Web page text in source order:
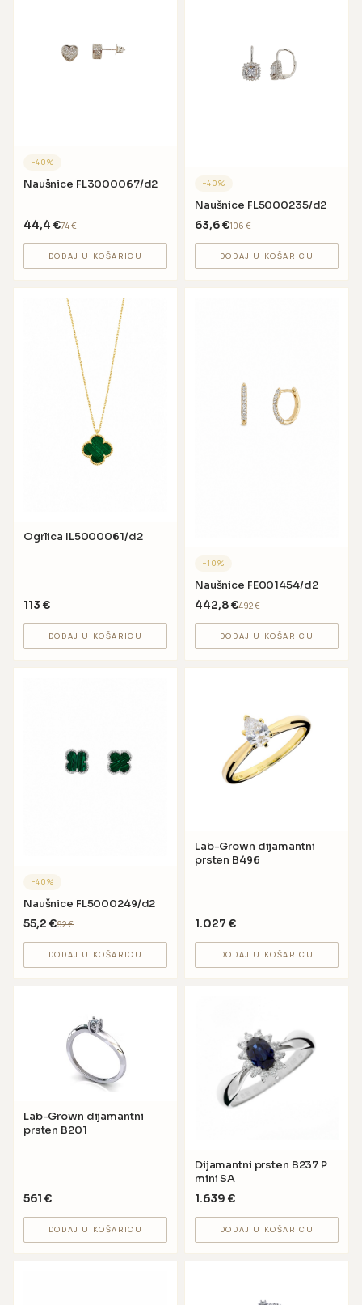
−40%
Naušnice FL3000067/d2
44,4 €74€
DODAJ U KOŠARICU
−40%
Naušnice FL5000235/d2
63,6€106€
DODAJ U KOŠARICU
Ogrlica IL5000061/d2
113 €
DODAJ U KOŠARICU
−10%
Naušnice FE001454/d2
442,8€492€
DODAJ U KOŠARICU
−40%
Naušnice FL5000249/d2
55,2 €92€
DODAJ U KOŠARICU
Lab-Grown dijamantni
prsten B496
1.027 €
DODAJ U KOŠARICU
Lab-Grown dijamantni
prsten B201
561 €
DODAJ U KOŠARICU
Dijamantni prsten B237 P
mini SA
1.639 €
DODAJ U KOŠARICU